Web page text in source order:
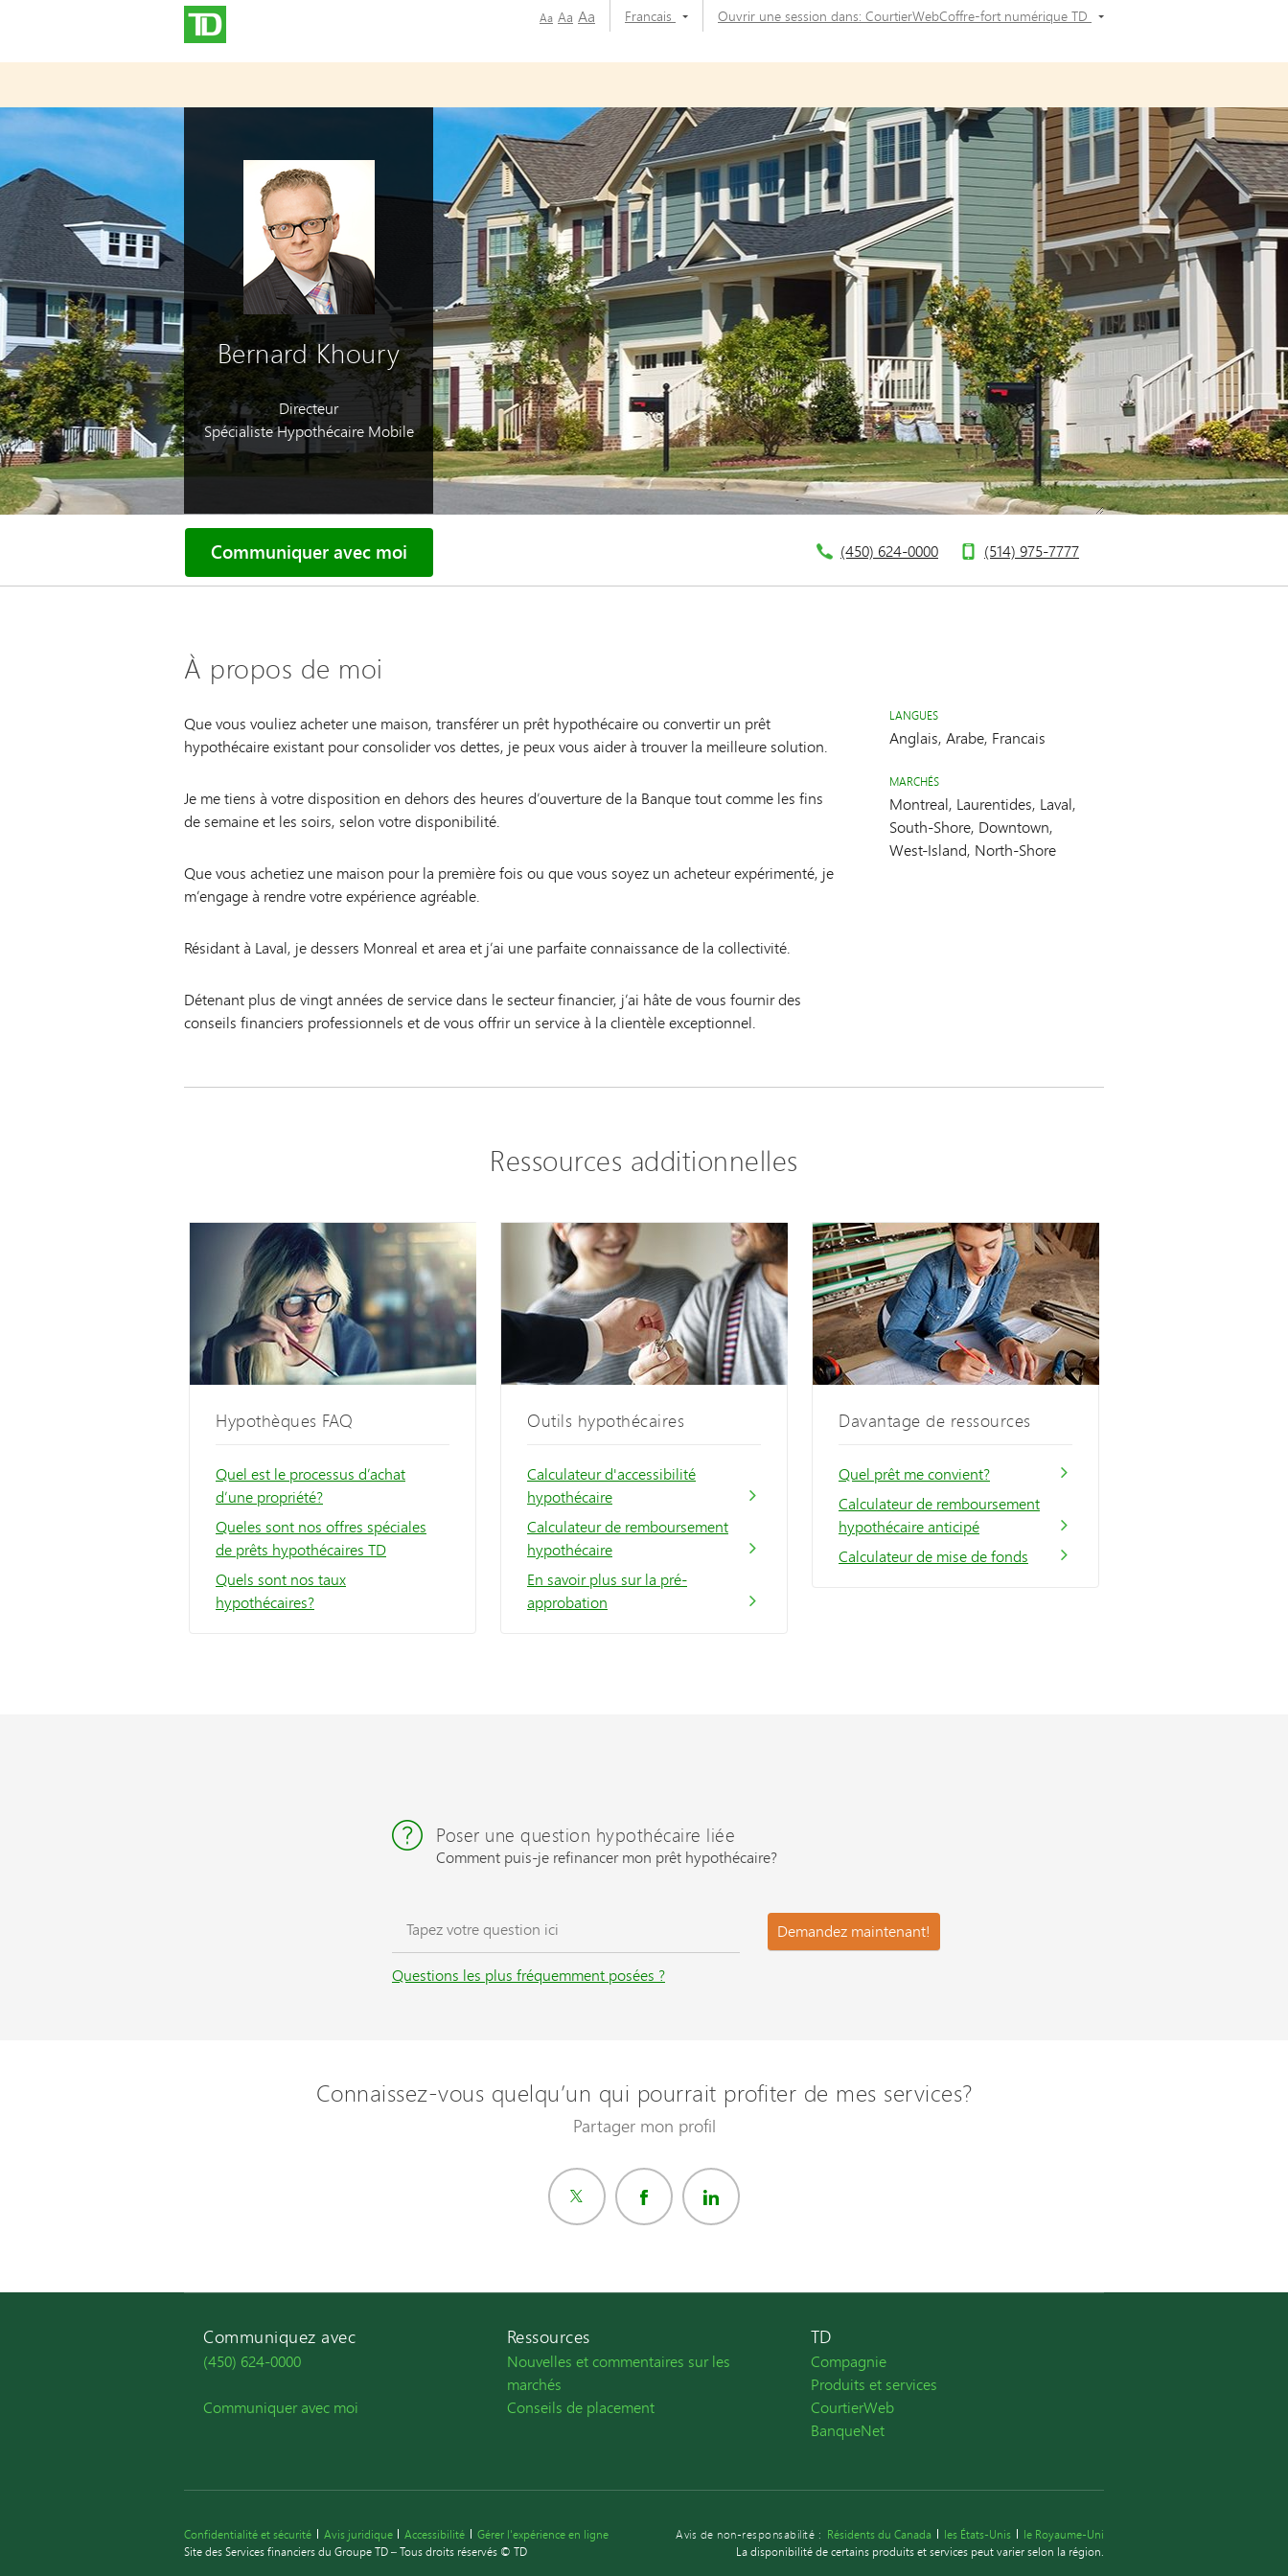
Aa Aa Aa Francais Ouvrir une session dans: CourtierWebCoffre-fort numérique TD
Bernard Khoury
Directeur
Spécialiste Hypothécaire Mobile
Communiquer avec moi (450) 624-0000 (514) 975-7777
À propos de moi
Que vous vouliez acheter une maison, transférer un prêt hypothécaire ou convertir un prêt
hypothécaire existant pour consolider vos dettes, je peux vous aider à trouver la meilleure solution.
Je me tiens à votre disposition en dehors des heures d’ouverture de la Banque tout comme les fins
de semaine et les soirs, selon votre disponibilité.
Que vous achetiez une maison pour la première fois ou que vous soyez un acheteur expérimenté, je
m’engage à rendre votre expérience agréable.
Résidant à Laval, je dessers Monreal et area et j’ai une parfaite connaissance de la collectivité.
Détenant plus de vingt années de service dans le secteur financier, j’ai hâte de vous fournir des
conseils financiers professionnels et de vous offrir un service à la clientèle exceptionnel.
LANGUES
Anglais, Arabe, Francais
MARCHÉS
Montreal, Laurentides, Laval,
South-Shore, Downtown,
West-Island, North-Shore
Ressources additionnelles
Hypothèques FAQ
Quel est le processus d’achat
d’une propriété?
Queles sont nos offres spéciales
de prêts hypothécaires TD
Quels sont nos taux
hypothécaires?
Outils hypothécaires
Calculateur d'accessibilité
hypothécaire
Calculateur de remboursement
hypothécaire
En savoir plus sur la pré-
approbation
Davantage de ressources
Quel prêt me convient?
Calculateur de remboursement
hypothécaire anticipé
Calculateur de mise de fonds
Poser une question hypothécaire liée
Comment puis-je refinancer mon prêt hypothécaire?
Questions les plus fréquemment posées ?
Connaissez-vous quelqu’un qui pourrait profiter de mes services?
Partager mon profil
Communiquez avec
(450) 624-0000
Communiquer avec moi
Ressources
Nouvelles et commentaires sur les
marchés
Conseils de placement
TD
Compagnie
Produits et services
CourtierWeb
BanqueNet
Confidentialité et sécurité Avis juridique Accessibilité
Gérer l'expérience en ligne
Site des Services financiers du Groupe TD – Tous droits réservés © TD
Avis de non-responsabilité : Résidents du Canada les États-Unis
le Royaume-Uni
La disponibilité de certains produits et services peut varier selon la région.